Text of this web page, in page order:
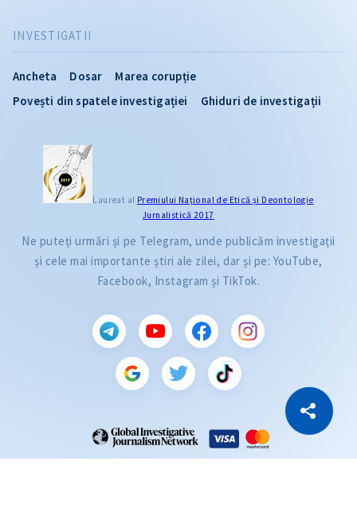
Copiază Link
INVESTIGATII
Ancheta Dosar
Marea corupție
Povești din spatele investigației
Ghiduri de investigații
Laureat al Premiului Naţional de Etică și Deontologie
Jurnalistică 2017
Ne puteți urmări și pe Telegram, unde publicăm investigații
și cele mai importante știri ale zilei, dar și pe: YouTube,
Facebook, Instagram și TikTok.